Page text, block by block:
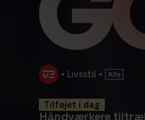
• Livsstil •
Tilføjet i dag
Håndværkere